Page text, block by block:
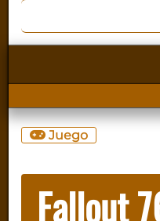
Juego
Fallout